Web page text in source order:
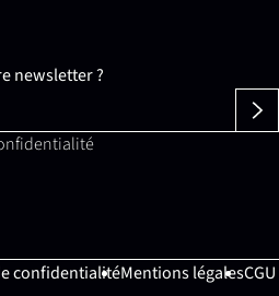
newsletter ?
confidentialitéMentions légalesCGU